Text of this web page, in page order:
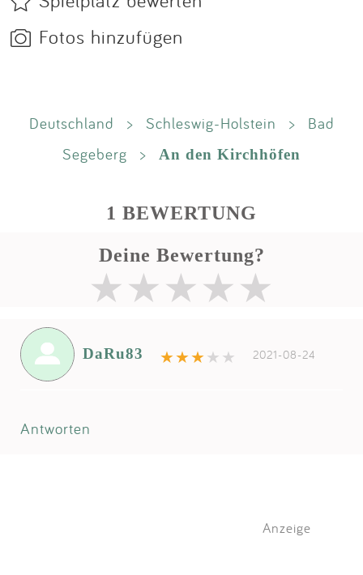
Fotos hinzufügen
Deutschland > Schleswig-Holstein >
Bad
Segeberg
> An den Kirchhöfen
1 BEWERTUNG
Deine Bewertung?
DaRu83 2021-08-24
Antworten
Anzeige